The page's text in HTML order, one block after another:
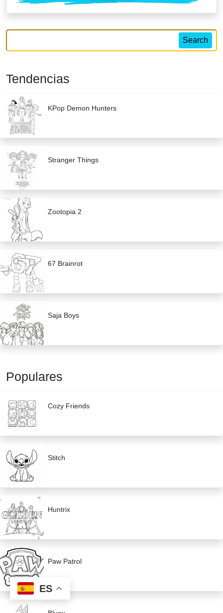
Search
Tendencias
KPop Demon Hunters
Stranger Things
Zootopia 2
67 Brainrot
Saja Boys
Populares
Cozy Friends
Stitch
Huntrix
Paw Patrol
ES